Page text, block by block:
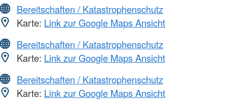
Bereitschaften / Katastrophenschutz
Karte: Link zur Google Maps Ansicht
Bereitschaften / Katastrophenschutz
Karte: Link zur Google Maps Ansicht
Bereitschaften / Katastrophenschutz
Karte: Link zur Google Maps Ansicht